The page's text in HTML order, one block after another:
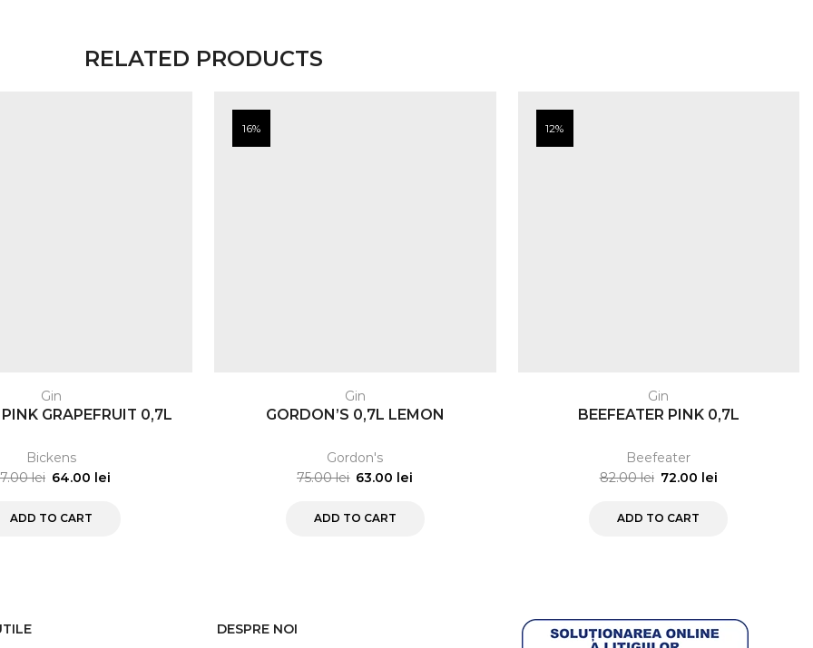
RELATED PRODUCTS
Gin
GRAPEFRUIT 0,7L
Bickens
lei 64.00 lei
ADD TO CART
16%
Gin
GORDON’S 0,7L LEMON
Gordon's
75.00lei 63.00 lei
ADD TO CART
12%
Gin
BEEFEATER PINK 0,7L
Beefeater
82.00lei 72.00 lei
ADD TO CART
DESPRE NOI